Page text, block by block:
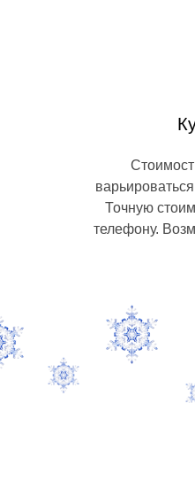
Точную
телефону.